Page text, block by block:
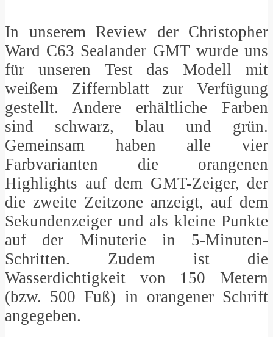
In unserem Review der Christopher
Ward C63 Sealander GMT wurde uns
für unseren Test das Modell mit
weißem Ziffernblatt zur Verfügung
gestellt. Andere erhältliche Farben
sind schwarz, blau und grün.
Gemeinsam haben alle vier
Farbvarianten die orangenen
Highlights auf dem GMT-Zeiger, der
die zweite Zeitzone anzeigt, auf dem
Sekundenzeiger und als kleine Punkte
auf der Minuterie in 5-Minuten-
Schritten. Zudem ist die
Wasserdichtigkeit von 150 Metern
(bzw. 500 Fuß) in orangener Schrift
angegeben.